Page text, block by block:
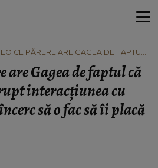
DE FAPTUL
„TOT ÎNCERC SĂ O FAC SĂ ÎI
DE MINE.”
are Gagea de faptul că
interacțiunea cu
să o fac să îi placă